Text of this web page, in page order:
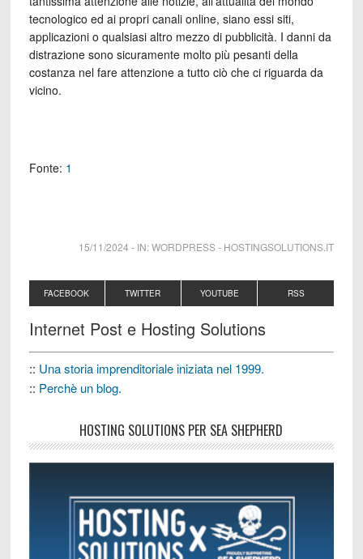
tecnologico ed ai propri canali online, siano essi siti,
applicazioni o qualsiasi altro mezzo di pubblicità. I danni da
distrazione sono sicuramente molto più pesanti della
costanza nel fare attenzione a tutto ciò che ci riguarda da
vicino.
Fonte: 1
15/11/2024 - IN:WORDPRESS- HOSTINGSOLUTIONS.IT
FACEBOOK TWITTER YOUTUBE RSS
Internet Post e Hosting Solutions
:: Una storia imprenditoriale iniziata nel 1999.
:: Perchè un blog.
HOSTING SOLUTIONS PER SEA SHEPHERD